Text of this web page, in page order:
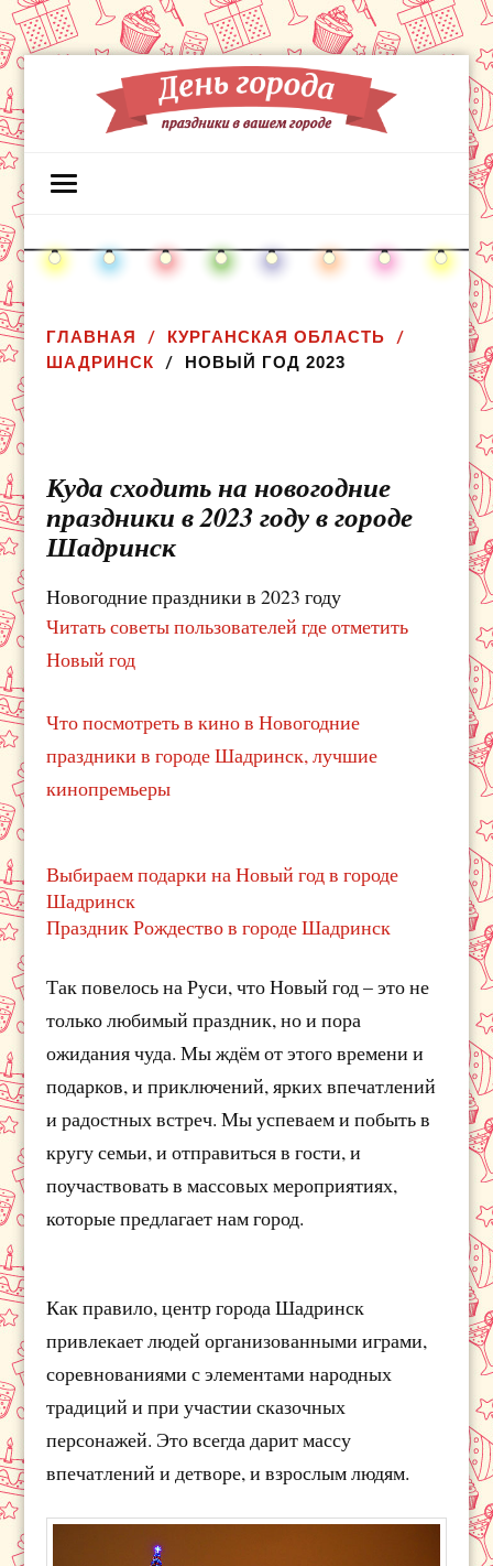
ГЛАВНАЯ
КУРГАНСКАЯ ОБЛАСТЬ
ШАДРИНСК
НОВЫЙ ГОД 2023
Куда сходить на новогодние
праздники в 2023 году в городе
Шадринск
Новогодние праздники в 2023 году
Читать советы пользователей где отметить
Новый год
Что посмотреть в кино в Новогодние
праздники в городе Шадринск, лучшие
кинопремьеры
Выбираем подарки на Новый год в городе
Шадринск
Праздник Рождество в городе Шадринск
Так повелось на Руси, что Новый год – это не
только любимый праздник, но и пора
ожидания чуда. Мы ждём от этого времени и
подарков, и приключений, ярких впечатлений
и радостных встреч. Мы успеваем и побыть в
кругу семьи, и отправиться в гости, и
поучаствовать в массовых мероприятиях,
которые предлагает нам город.
Как правило, центр города Шадринск
привлекает людей организованными играми,
соревнованиями с элементами народных
традиций и при участии сказочных
персонажей. Это всегда дарит массу
впечатлений и детворе, и взрослым людям.